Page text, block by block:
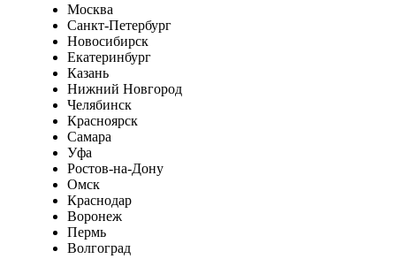
Москва
Санкт-Петербург
Новосибирск
Екатеринбург
Казань
Нижний Новгород
Челябинск
Красноярск
Самара
Уфа
Ростов-на-Дону
Омск
Краснодар
Воронеж
Пермь
Волгоград